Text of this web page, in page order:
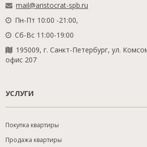
mail@aristocrat-spb.ru
Пн-Пт 10:00 -21:00,
Сб-Вс 11:00-19:00
195009, г. Санкт-Петербург, ул.
офис 207
УСЛУГИ
Покупка квартиры
Продажа квартиры